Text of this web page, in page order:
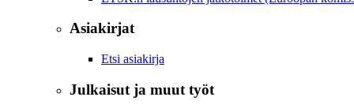
Asiakirjat
Etsi asiakirja
Julkaisut ja muut työt